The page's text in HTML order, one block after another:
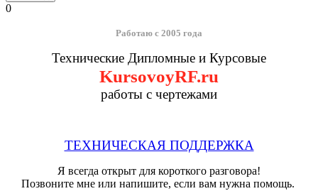
0
Работаю с 2005 года
Технические Дипломные и Курсовые
KursovoyRF.ru
работы с чертежами
ТЕХНИЧЕСКАЯ ПОДДЕРЖКА
Я всегда открыт для короткого разговора!
Позвоните мне или напишите, если вам нужна помощь.